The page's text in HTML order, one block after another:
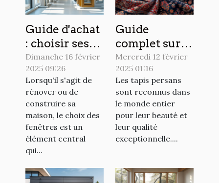
Guide d'achat
: choisir ses
fenêtres sur
mesure en
PVC, alu ou
bois
Dimanche 16 février
2025 09:26
Lorsqu'il s'agit de
rénover ou de
construire sa
maison, le choix des
fenêtres est un
élément central
qui...
Guide
complet sur
l'achat, la
vente et
l'entretien
des tapis
persans
Mercredi 12 février
2025 01:16
Les tapis persans
sont reconnus dans
le monde entier
pour leur beauté et
leur qualité
exceptionnelle....